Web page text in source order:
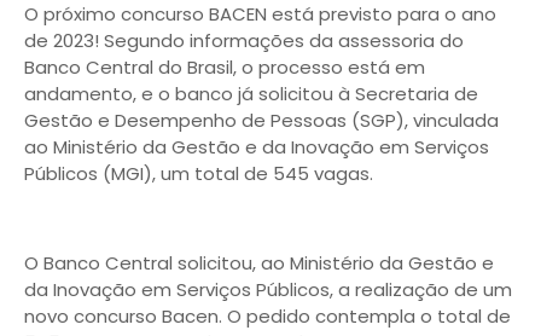
O próximo concurso BACEN está previsto para o ano
de 2023! Segundo informações da assessoria do
Banco Central do Brasil, o processo está em
andamento, e o banco já solicitou à Secretaria de
Gestão e Desempenho de Pessoas (SGP), vinculada
ao Ministério da Gestão e da Inovação em Serviços
Públicos (MGI), um total de 545 vagas.
O Banco Central solicitou, ao Ministério da Gestão e
da Inovação em Serviços Públicos, a realização de um
novo concurso Bacen. O pedido contempla o total de